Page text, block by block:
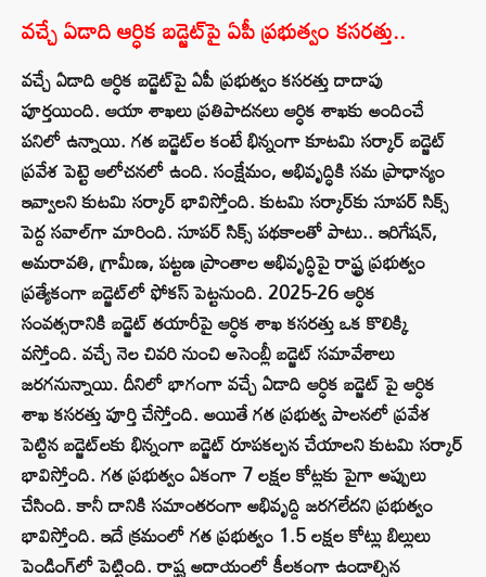
వచ్చే ఏడాది ఆర్ధిక బ‌డ్జెట్‌పై ఏపీ ప్రభుత్వం క‌స‌రత్తు..
వచ్చే ఏడాది ఆర్ధిక బ‌డ్జెట్‌పై ఏపీ ప్రభుత్వం క‌స‌రత్తు దాదాపు
పూర్తయింది. ఆయా శాఖ‌లు ప్రతిపాద‌న‌లు ఆర్ధిక శాఖకు అందించే
పనిలో ఉన్నాయి. గ‌త బ‌డ్జెట్‌ల కంటే భిన్నంగా కూట‌మి స‌ర్కార్ బ‌డ్జెట్
ప్రవేశ పెట్టె ఆలోచనలో ఉంది. సంక్షేమం, అభివృద్ధికి స‌మ ప్రాధాన్యం
ఇవ్వాల‌ని కుట‌మి స‌ర్కార్ భావిస్తోంది. కుట‌మి స‌ర్కార్‌కు సూపర్ సిక్స్
పెద్ద స‌వాల్‌గా మారింది. సూప‌ర్ సిక్స్ ప‌థ‌కాలతో పాటు.. ఇరిగేష‌న్,
అమ‌రావ‌తి, గ్రామీణ, ప‌ట్టణ ప్రాంతాల అభివృద్ధిపై రాష్ట్ర ప్రభుత్వం
ప్రత్యేకంగా బ‌డ్జెట్‌లో ఫోక‌స్ పెట్టనుంది. 2025-26 ఆర్ధిక
సంవ‌త్సరానికి బ‌డ్జెట్ త‌యారీపై ఆర్ధిక శాఖ క‌స‌రత్తు ఒక కొలిక్కి
వస్తోంది. వచ్చే నెల చివరి నుంచి అసెంబ్లీ బ‌డ్జెట్ స‌మావేశాలు
జ‌ర‌గ‌నున్నాయి. దీనిలో భాగంగా వ‌చ్చే ఏడాది ఆర్ధిక బ‌డ్జెట్ పై ఆర్ధిక
శాఖ క‌స‌ర‌త్తు పూర్తి చేస్తోంది. అయితే గ‌త ప్రభుత్వ పాల‌న‌లో ప్రవేశ
పెట్టిన బ‌డ్జెట్‌ల‌కు భిన్నంగా బ‌డ్జెట్ రూప‌క‌ల్పన చేయాలని కుట‌మి స‌ర్కార్
భావిస్తోంది. గ‌త ప్రభుత్వం ఏకంగా 7 ల‌క్షల కోట్లకు పైగా అప్పులు
చేసింది. కానీ దానికి స‌మాంత‌రంగా అభివృద్ది జ‌ర‌గ‌లేదని ప్రభుత్వం
భావిస్తోంది. ఇదే క్రమంలో గ‌త ప్రభుత్వం 1.5 ల‌క్షల కోట్లు బిల్లులు
పెండింగ్‌లో పెట్టింది. రాష్ట్ర అదాయంలో కీల‌కంగా ఉండాల్సిన